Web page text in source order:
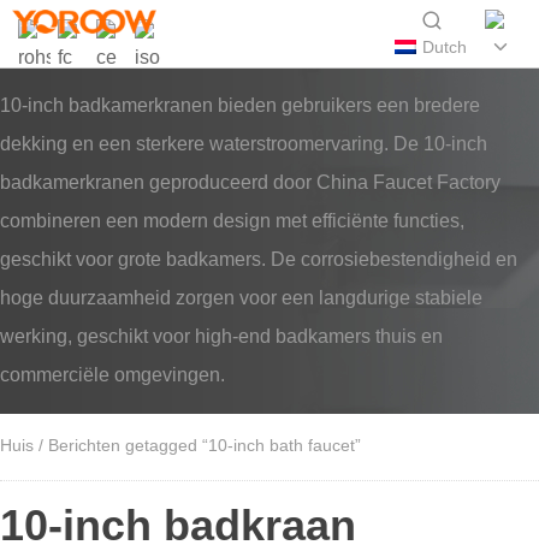
Dutch
10-inch badkamerkranen bieden gebruikers een bredere
dekking en een sterkere waterstroomervaring. De 10-inch
badkamerkranen geproduceerd door China Faucet Factory
combineren een modern design met efficiënte functies,
geschikt voor grote badkamers. De corrosiebestendigheid en
hoge duurzaamheid zorgen voor een langdurige stabiele
werking, geschikt voor high-end badkamers thuis en
commerciële omgevingen.
Huis / Berichten getagged “10-inch bath faucet”
10-inch badkraan